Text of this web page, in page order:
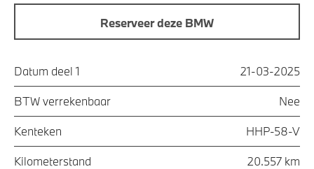
Reserveer deze BMW
Datum deel 1 21-03-2025
BTW verrekenbaar Nee
Kenteken HHP-58-V
Kilometerstand 20.557 km